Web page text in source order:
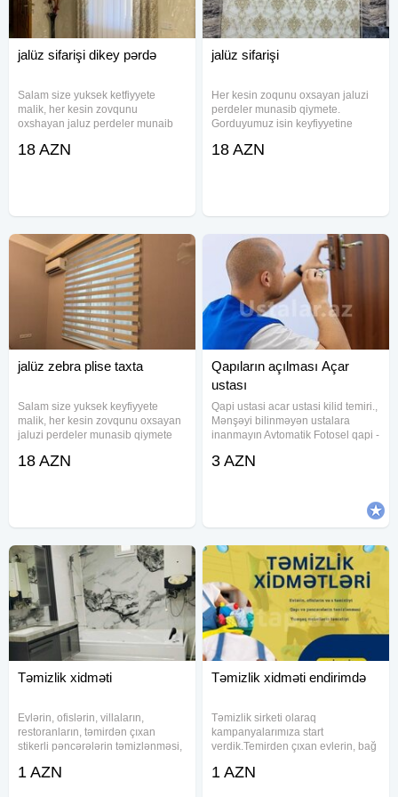
jalüz sifarişi dikey pərdə
Salam size yuksek ketfiyyete
malik, her kesin zovqunu
oxshayan jaluz perdeler munaib
ishin keyfiyyetine zemanet veririk.
18 AZN
jalüz sifarişi
Her kesin zoqunu oxsayan jaluzi
perdeler munasib qiymete.
Gorduyumuz isin keyfiyyetine
sifaris qebul olunur.
18 AZN
jalüz zebra plise taxta
Salam size yuksek keyfiyyete
malik, her kesin zovqunu oxsayan
jaluzi perdeler munasib qiymete
RULON STOR TAXTA JALUZI
18 AZN
Qapıların açılması Açar
ustası
Qapi ustasi acar ustasi kilid temiri.,
Mənşəyi bilinməyən ustalara
inanmayın Avtomatik Fotosel qapi -
blok ptanya Seyf qapi - acar
3 AZN
Təmizlik xidməti
Evlərin, ofislərin, villaların,
restoranların, təmirdən çıxan
stikerli pəncərələrin təmizlənməsi,
kresloların aparatlarla
1 AZN
Təmizlik xidməti endirimdə
Təmizlik sirketi olaraq
kampanyalarımıza start
verdik.Temirden çıxan evlerin, bağ
profisyonal işçiler terefinden
1 AZN